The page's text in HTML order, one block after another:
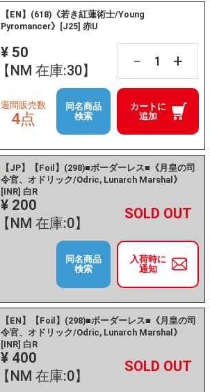
【EN】(618)《若き紅蓮術士/Young
Pyromancer》[J25] 赤U
¥ 50
【NM 在庫:30】
－ +
カートに
追加
週間販売数
4点
同名商品
検索
【JP】【Foil】(298)■ボーダーレス■《月皇の司
令官、オドリック/Odric, Lunarch Marshal》
[INR] 白R
¥ 200
【NM 在庫:0】
－ +
入荷時に
通知
同名商品
検索
【EN】【Foil】(298)■ボーダーレス■《月皇の司
令官、オドリック/Odric, Lunarch Marshal》
[INR] 白R
¥ 400
【NM 在庫:0】
－ +